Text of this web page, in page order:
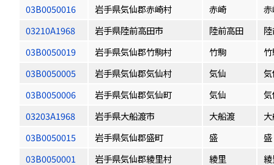
03B0050016
岩手県気仙郡赤崎村 赤崎
03210A1968
岩手県陸前高田市 陸前高田
03B0050019
岩手県気仙郡竹駒村 竹駒
03B0050005
岩手県気仙郡気仙村 気仙
03B0050006
岩手県気仙郡気仙町 気仙
03203A1968
岩手県大船渡市 大船渡
03B0050015
岩手県気仙郡盛町 盛
盛
03B0050001
岩手県気仙郡綾里村 綾里